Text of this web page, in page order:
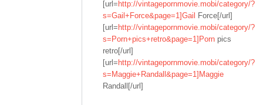
[url= http://vintagepornmovie.mobi/category/?
s=Gail+Force&page=1]Gail
Force[/url]
[url= http://vintagepornmovie.mobi/category/?
s=Porn+pics+retro&page=1]Porn pics
retro[/url]
[url= http://vintagepornmovie.mobi/category/?
s=Maggie+Randall&page=1]Maggie
Randall[/url]